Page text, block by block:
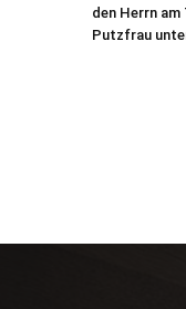
den Herrn
Putzfrau